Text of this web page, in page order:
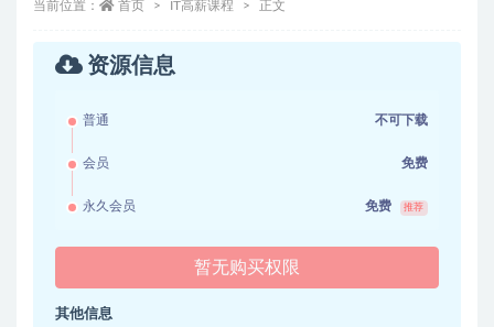
当前位置： 首页 IT高薪课程 正文
资源信息
普通 不可下载
会员 免费
永久会员 免费 推荐
暂无购买权限
其他信息